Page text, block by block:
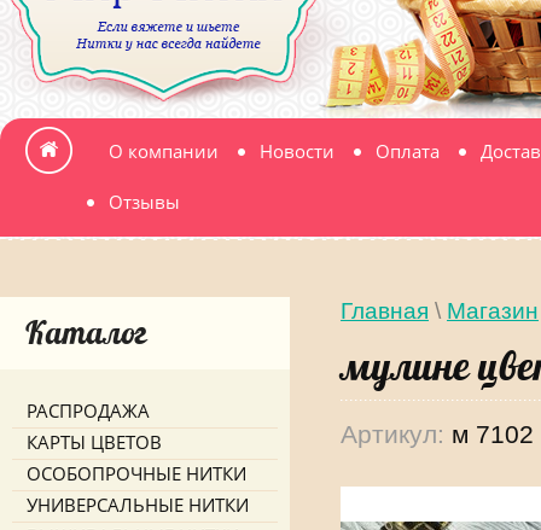
О компании Новости Оплата
Отзывы
Главная \ Магазин
мулине
Артикул: м 7102
Каталог
РАСПРОДАЖА
КАРТЫ ЦВЕТОВ
ОСОБОПРОЧНЫЕ НИТКИ
УНИВЕРСАЛЬНЫЕ НИТКИ